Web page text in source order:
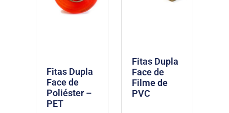
Fitas Dupla
Face de
Poliéster –
PET
Fitas Dupla
Face de
Filme de
PVC